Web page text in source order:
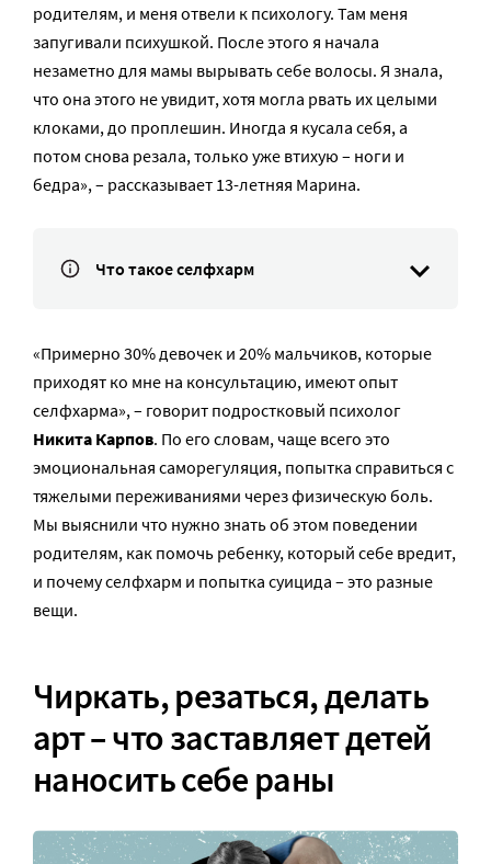
родителям, и меня отвели к психологу. Там меня
запугивали психушкой. После этого я начала
незаметно для мамы вырывать себе волосы. Я знала,
что она этого не увидит, хотя могла рвать их целыми
клоками, до проплешин. Иногда я кусала себя, а
потом снова резала, только уже втихую – ноги и
бедра», – рассказывает 13-летняя Марина.
Что такое селфхарм
«Примерно 30% девочек и 20% мальчиков, которые
приходят ко мне на консультацию, имеют опыт
селфхарма», – говорит подростковый психолог
Никита Карпов. По его словам, чаще всего это
эмоциональная саморегуляция, попытка справиться с
тяжелыми переживаниями через физическую боль.
Мы выяснили что нужно знать об этом поведении
родителям, как помочь ребенку, который себе вредит,
и почему селфхарм и попытка суицида – это разные
вещи.
Чиркать, резаться, делать
арт – что заставляет детей
наносить себе раны